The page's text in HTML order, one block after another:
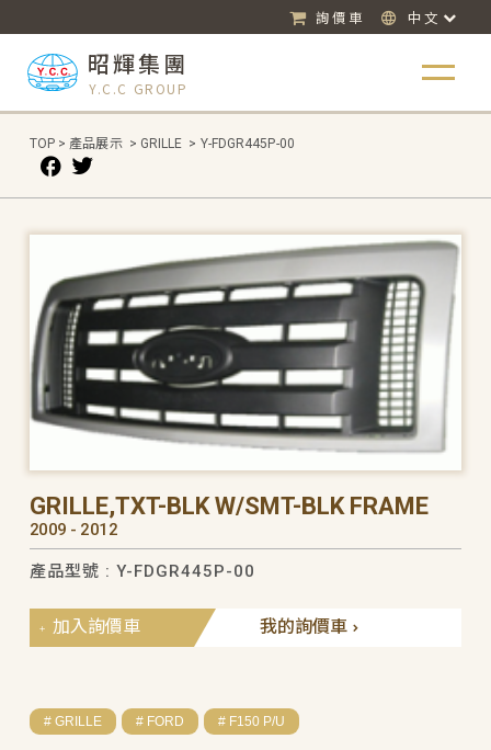
詢價車 中文
昭輝集團
Y.C.C GROUP
TOP > 產品展示 > GRILLE > Y-FDGR445P-00
GRILLE,TXT-BLK W/SMT-BLK FRAME
2009 - 2012
產品型號 : Y-FDGR445P-00
我的詢價車
加入詢價車
# GRILLE # FORD # F150 P/U